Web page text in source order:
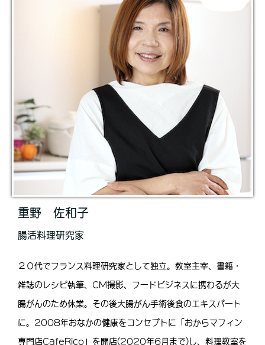
重野 佐和子
腸活料理研究家
２０代でフランス料理研究家として独立。教室主宰、書籍・
雑誌のレシピ執筆、CM撮影、フードビジネスに携わるが大
腸がんのため休業。その後大腸がん手術後食のエキスパート
に。2008年おなかの健康をコンセプトに「おからマフィン
専門店CafeRico」を開店(2020年6月まで)し、料理教室を